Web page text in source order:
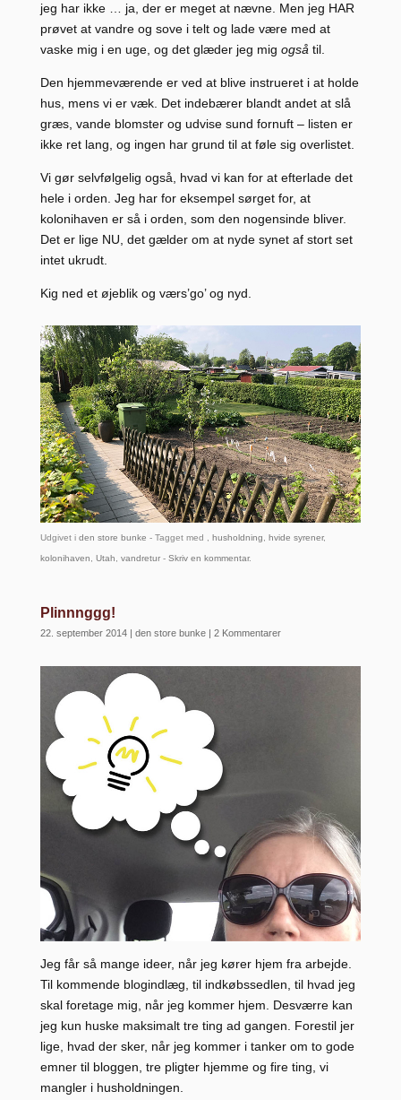
jeg har ikke … ja, der er meget at nævne. Men jeg HAR
prøvet at vandre og sove i telt og lade være med at
vaske mig i en uge, og det glæder jeg mig ogsåtil.
Den hjemmeværende er ved at blive instrueret i at holde
hus, mens vi er væk. Det indebærer blandt andet at slå
græs, vande blomster og udvise sund fornuft – listen er
ikke ret lang, og ingen har grund til at føle sig overlistet.
Vi gør selvfølgelig også, hvad vi kan for at efterlade det
hele i orden. Jeg har for eksempel sørget for, at
kolonihaven er så i orden, som den nogensinde bliver.
Det er lige NU, det gælder om at nyde synet af stort set
intet ukrudt.
Kig ned et øjeblik og værs’go’ og nyd.
Udgivet i den store bunke - Tagget med , husholdning hvide syrener,
kolonihaven Utah vandretur- Skriv en kommentar.
Plinnnggg!
22. september 2014| den store bunke| 2 Kommentarer
Jeg får så mange ideer, når jeg kører hjem fra arbejde.
Til kommende blogindlæg, til indkøbssedlen, til hvad jeg
skal foretage mig, når jeg kommer hjem. Desværre kan
jeg kun huske maksimalt tre ting ad gangen. Forestil jer
lige, hvad der sker, når jeg kommer i tanker om to gode
emner til bloggen, tre pligter hjemme og fire ting, vi
mangler i husholdningen.